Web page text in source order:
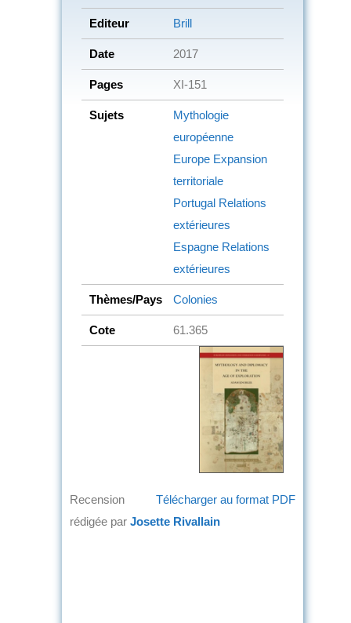
Editeur Brill
Date 2017
Pages XI-151
Sujets
Mythologie
européenne
Europe Expansion
territoriale
Portugal Relations
extérieures
Espagne Relations
extérieures
Thèmes/Pays Colonies
Cote 61.365
Télécharger au format PDF
Recension
rédigée par Josette Rivallain